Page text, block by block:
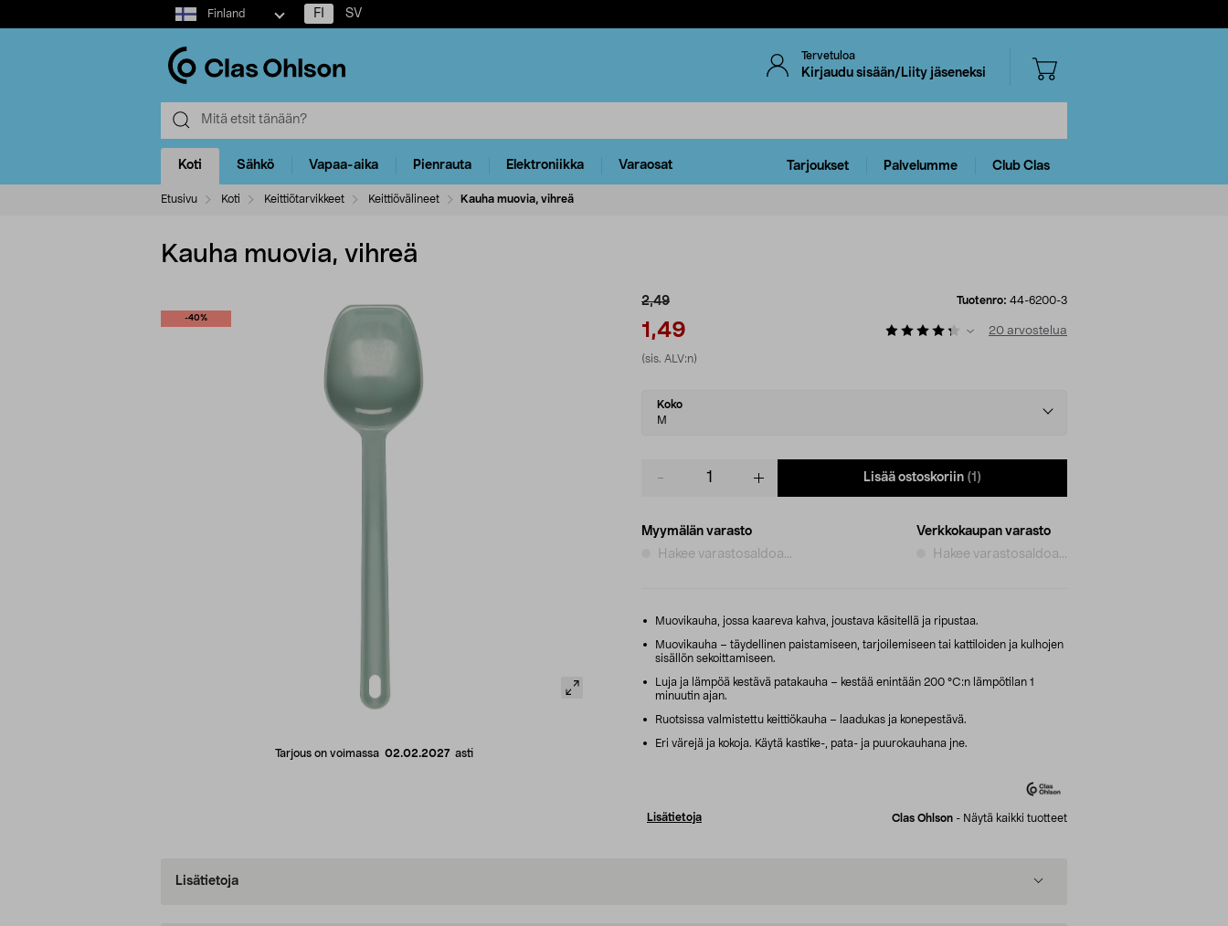
Select
market
Finland FI SV
Tervetuloa
Kirjaudu sisään/Liity jäseneksi
Koti Sähkö Vapaa-aika Pienrauta Elektroniikka Varaosat Tarjoukset Palvelumme Club Clas
Etusivu Koti Keittiötarvikkeet Keittiövälineet Kauha muovia, vihreä
Kauha muovia, vihreä
-40%
Tarjous on voimassa 02.02.2027asti
2,49
1,49
(sis. ALV:n)
Tuotenro: 44-6200-3
20 arvostelua
Select
variant
Koko
M
Lisää ostoskoriin (1)
Myymälän varasto
Hakee varastosaldoa...
Verkkokaupan varasto
Hakee varastosaldoa...
Muovikauha, jossa kaareva kahva, joustava käsitellä ja ripustaa.
Muovikauha – täydellinen paistamiseen, tarjoilemiseen tai kattiloiden ja kulhojen
sisällön sekoittamiseen.
Luja ja lämpöä kestävä patakauha – kestää enintään 200 °C:n lämpötilan 1
minuutin ajan.
Ruotsissa valmistettu keittiökauha – laadukas ja konepestävä.
Eri värejä ja kokoja. Käytä kastike-, pata- ja puurokauhana jne.
Lisätietoja Clas Ohlson - Näytä kaikki tuotteet
Lisätietoja